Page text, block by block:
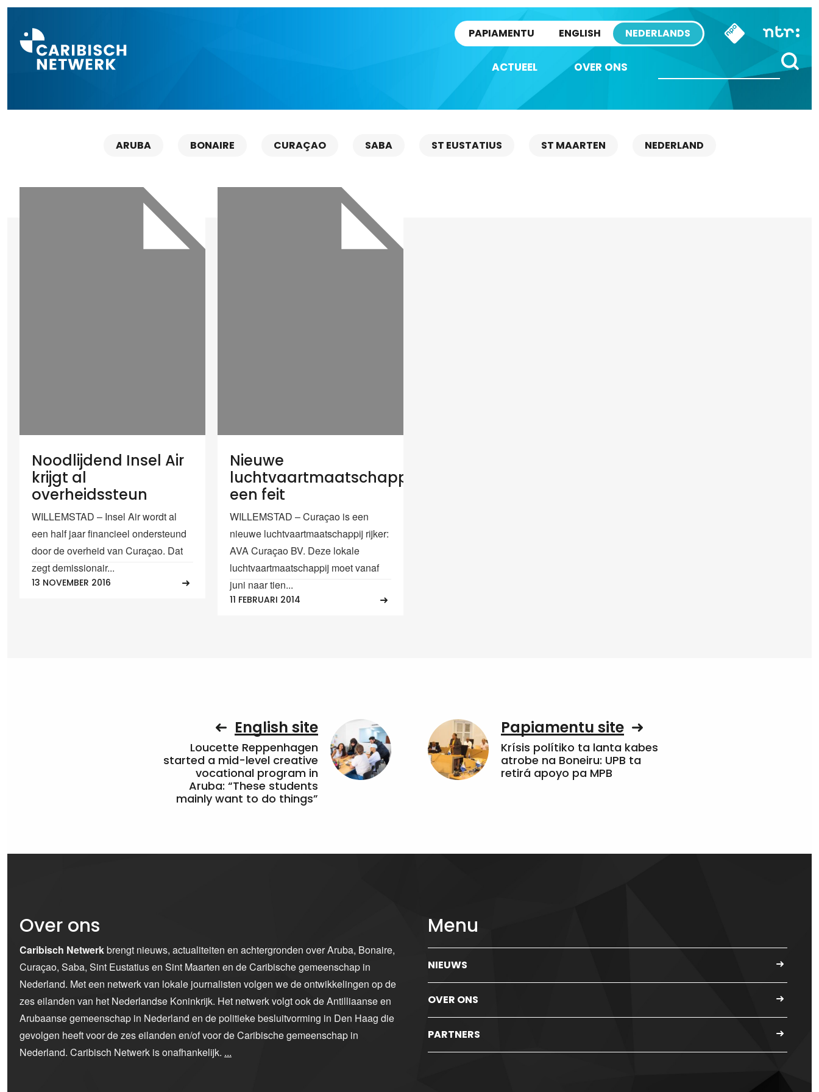
PAPIAMENTU ENGLISH NEDERLANDS
ACTUEEL OVER ONS
ARUBA BONAIRE CURAÇAO SABA ST EUSTATIUS ST MAARTEN NEDERLAND
Noodlijdend Insel Air
krijgt al
overheidssteun
WILLEMSTAD – Insel Air wordt al
een half jaar financieel ondersteund
door de overheid van Curaçao. Dat
zegt demissionair...
13 NOVEMBER 2016
Nieuwe
luchtvaartmaatschappij
een feit
WILLEMSTAD – Curaçao is een
nieuwe luchtvaartmaatschappij rijker:
AVA Curaçao BV. Deze lokale
luchtvaartmaatschappij moet vanaf
juni naar tien...
11 FEBRUARI 2014
English site
Loucette Reppenhagen
started a mid-level creative
vocational program in
Aruba: “These students
mainly want to do things”
Papiamentu site
Krísis polítiko ta lanta kabes
atrobe na Boneiru: UPB ta
retirá apoyo pa MPB
Over ons
Caribisch Netwerkbrengt nieuws, actualiteiten en achtergronden over Aruba, Bonaire,
Curaçao, Saba, Sint Eustatius en Sint Maarten en de Caribische gemeenschap in
Nederland. Met een netwerk van lokale journalisten volgen we de ontwikkelingen op de
zes eilanden van het Nederlandse Koninkrijk. Het netwerk volgt ook de Antilliaanse en
Arubaanse gemeenschap in Nederland en de politieke besluitvorming in Den Haag die
gevolgen heeft voor de zes eilanden en/of voor de Caribische gemeenschap in
Nederland. Caribisch Netwerk is onafhankelijk. ...
Menu
NIEUWS
OVER ONS
PARTNERS